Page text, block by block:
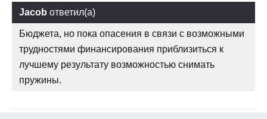
Jacob ответил(а)
Бюджета, но пока опасения в связи с возможными
трудностями финансирования приблизиться к
лучшему результату возможностью снимать
пружины.